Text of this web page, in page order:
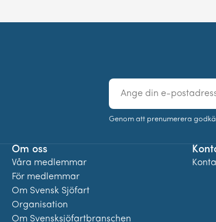
E-
post
Genom att prenumerera
Om oss
Våra medlemmar
För medlemmar
Om Svensk Sjöfart
Organisation
Om Svensksjöfartbranschen